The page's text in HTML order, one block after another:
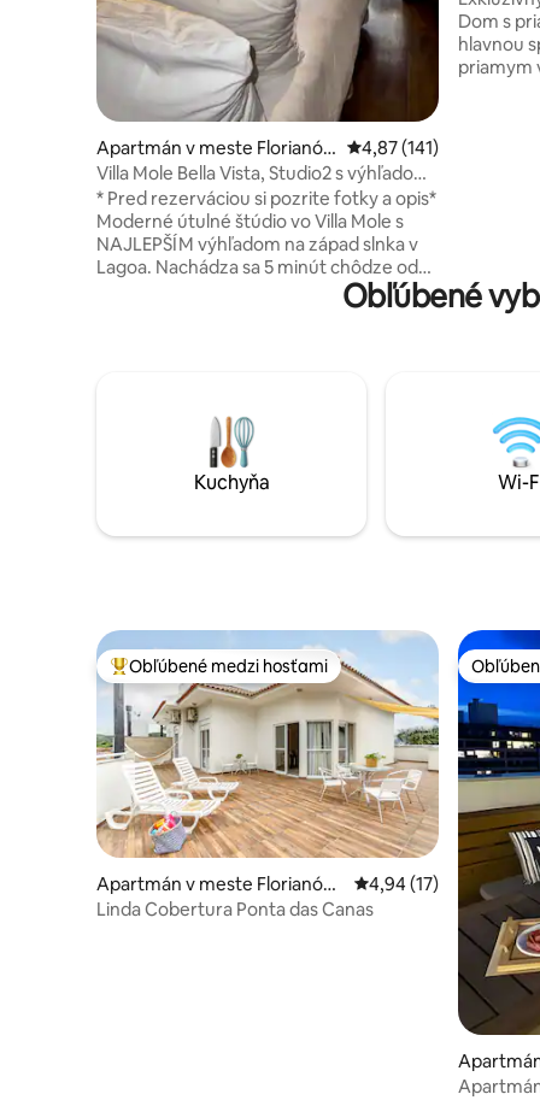
Apartmán v meste Florianóp
olis
Priemerné
4,87 (141)
Villa Mole Bella Vista, Studio2 s výhľadom
/ Jacuzzi / BBQ
* Pred rezerváciou si pozrite fotky a opis*
Moderné útulné štúdio vo Villa Mole s
NAJLEPŠÍM výhľadom na západ slnka v
Lagoa. Nachádza sa 5 minút chôdze od
slávnej Lagoa (bary, jedlo, hudba) a Praia
hrncami/panvicami, riadom), jedálenský
stôl, novú kúpeľňu (teplá sprcha,
uteráky), balkón. Hostia majú SPOLOČNÝ
prístup do spoločenských/vonkajších
BBQ/kaviareň, ohnisko, posilňovňa,
Dom s
hlavnou
priamym
na
Obľúbené
Kuchyňa Wi-
Najobľúbenejšie medzi hosťami
Obľúbené medzi hosťami
Apartmán v meste Florianópo
lis
Priemerné
4,94 (17)
Linda Cobertura Ponta das Canas
olis